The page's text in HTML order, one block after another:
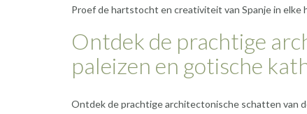
Proef de hartstocht en creativiteit van Spanje in elke
Ontdek de prachtige
paleizen en gotische
Ontdek de prachtige architectonische schatten van